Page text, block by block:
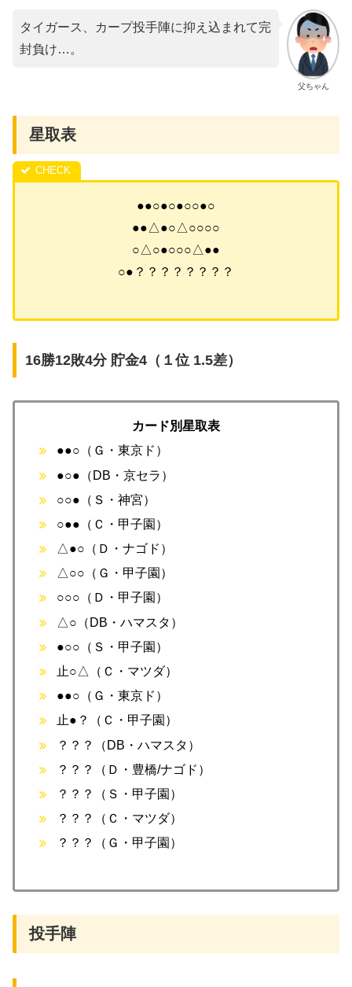
父ちゃん
タイガース、カープ投手陣に抑え込まれて完
封負け…。
星取表
●●○●○●○○●○
●●△●○△○○○○
○△○●○○○△●●
○●？？？？？？？？
16勝12敗4分 貯金4（１位 1.5差）
カード別星取表
●●○（Ｇ・東京ド）
●○●（DB・京セラ）
○○●（Ｓ・神宮）
○●●（Ｃ・甲子園）
△●○（Ｄ・ナゴド）
△○○（Ｇ・甲子園）
○○○（Ｄ・甲子園）
△○（DB・ハマスタ）
●○○（Ｓ・甲子園）
止○△（Ｃ・マツダ）
●●○（Ｇ・東京ド）
止●？（Ｃ・甲子園）
？？？（DB・ハマスタ）
？？？（Ｄ・豊橋/ナゴド）
？？？（Ｓ・甲子園）
？？？（Ｃ・マツダ）
？？？（Ｇ・甲子園）
投手陣